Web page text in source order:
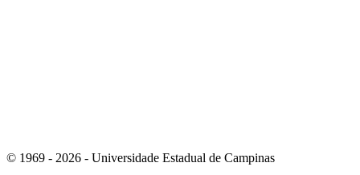
© 1969 - 2026 - Universidade Estadual de Campinas